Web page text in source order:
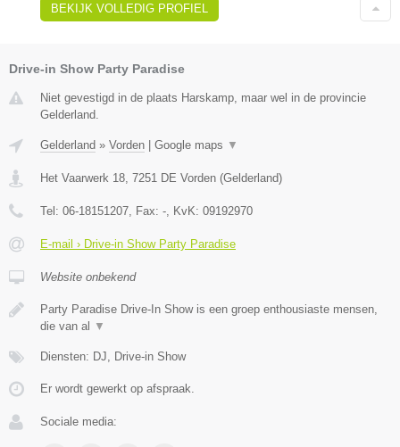
BEKIJK VOLLEDIG PROFIEL
Drive-in Show Party Paradise
Niet gevestigd in de plaats Harskamp, maar wel in de provincie
Gelderland.
Gelderland » Vorden | Google maps ▼
Het Vaarwerk 18 7251 DE Vorden (Gelderland)
Tel: 06-18151207 , Fax: - , KvK: 09192970
E-mail › Drive-in Show Party Paradise
Website onbekend
Party Paradise Drive-In Show is een groep enthousiaste mensen,
die van al ▼
Diensten: DJ, Drive-in Show
Er wordt gewerkt op afspraak.
Sociale media: